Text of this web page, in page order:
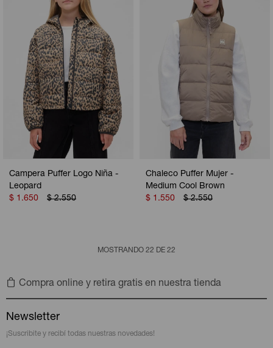
Campera Puffer Logo Niña -
Leopard
$ 1.650 $ 2.550
Chaleco Puffer Mujer -
Medium Cool Brown
$ 1.550 $ 2.550
MOSTRANDO 22 DE 22
Compra online y retira gratis en nuestra tienda
Newsletter
¡Suscribite y recibí todas nuestras novedades!